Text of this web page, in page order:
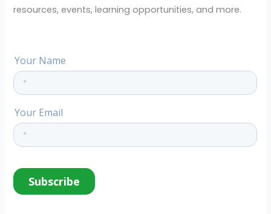
rresources, events, learning opportunities, and more.